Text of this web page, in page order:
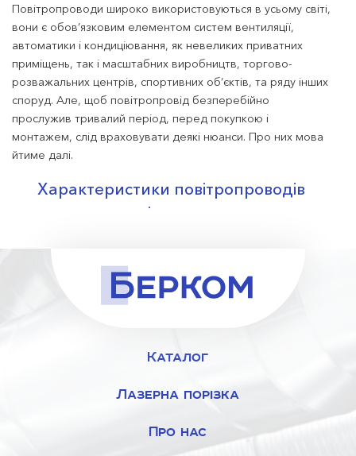
Повітропроводи широко використовуються в усьому світі,
вони є обов’язковим елементом систем вентиляції,
автоматики і кондиціювання, як невеликих приватних
приміщень, так і масштабних виробництв, торгово-
розважальних центрів, спортивних об’єктів, та ряду інших
споруд. Але, щоб повітропровід безперебійно
прослужив тривалий період, перед покупкою і
монтажем, слід враховувати деякі нюанси. Про них мова
йтиме далі.
Характеристики повітропроводів
утеплених, на які варто звертати увагу:
матеріал каркасу;
матеріал для утеплення, його товщина та інші якості;
шумо- і теплоізоляційні можливості;
максимально і мінімально допустимі температури
допустима та оптимальна швидкість потоку повітря;
зносостійкість і довговічність;
особливості монтажу, гарантійні зобов’язання
Каталог
Лазерна порізка
Про нас